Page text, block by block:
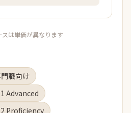
は単価が異なります
職向け
Advanced
Proficiency